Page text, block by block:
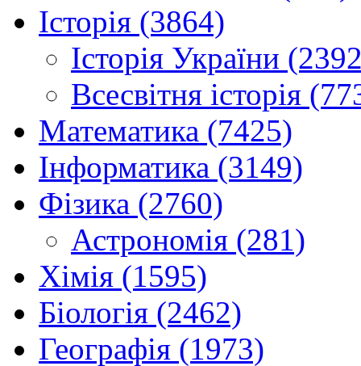
Історія (3864)
Історія України
Всесвітня історія
Математика (7425)
Інформатика (3149)
Фізика (2760)
Астрономія (281)
Хімія (1595)
Біологія (2462)
Географія (1973)